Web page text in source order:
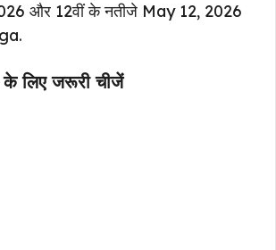
और 12वीं के नतीजे May 12, 2026
लिए जरूरी चीजें